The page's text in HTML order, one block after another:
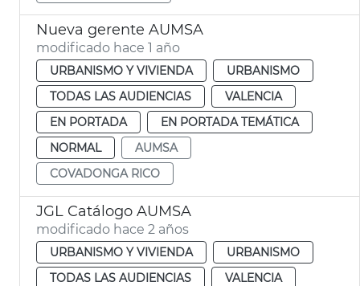
Nueva gerente AUMSA
modificado hace 1 año
URBANISMO Y VIVIENDA
URBANISMO
TODAS LAS AUDIENCIAS
VALENCIA
EN PORTADA
EN PORTADA TEMÁTICA
NORMAL
AUMSA
COVADONGA RICO
JGL Catálogo AUMSA
modificado hace 2 años
URBANISMO Y VIVIENDA
URBANISMO
TODAS LAS AUDIENCIAS
VALENCIA